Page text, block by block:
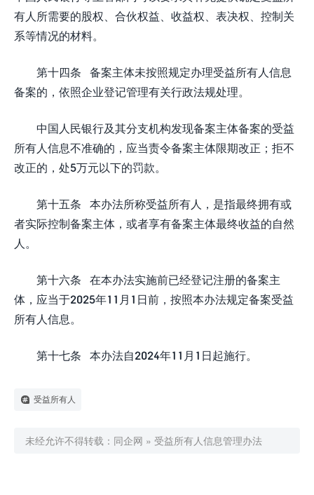
有人所需要的股权、合伙权益、收益权、表决权、控制关
系等情况的材料。
第十四条 备案主体未按照规定办理受益所有人信息
备案的，依照企业登记管理有关行政法规处理。
中国人民银行及其分支机构发现备案主体备案的受益
所有人信息不准确的，应当责令备案主体限期改正；拒不
改正的，处5万元以下的罚款。
第十五条 本办法所称受益所有人，是指最终拥有或
者实际控制备案主体，或者享有备案主体最终收益的自然
人。
第十六条 在本办法实施前已经登记注册的备案主
体，应当于2025年11月1日前，按照本办法规定备案受益
所有人信息。
第十七条 本办法自2024年11月1日起施行。
受益所有人
未经允许不得转载： 同企网 » 受益所有人信息管理办法